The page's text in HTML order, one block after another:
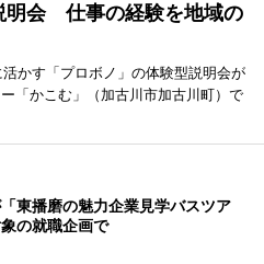
明会 仕事の経験を地域の
かす「プロボノ」の体験型説明会が
「かこむ」（加古川市加古川町）で
東播磨の魅力企業見学バスツア
の就職企画で